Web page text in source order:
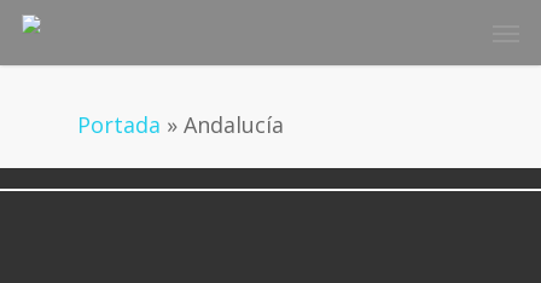
Skip
content
Portada » Andalucía